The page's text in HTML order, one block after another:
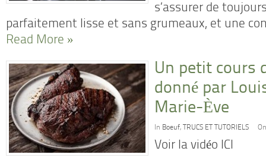
s’assurer de
parfaitement lisse et sans grumeaux, et une
Read More »
Un petit cours
donné par
Marie-Ève
In Boeuf, TRUCS ET TUTORIELS
Voir la vidéo ICI